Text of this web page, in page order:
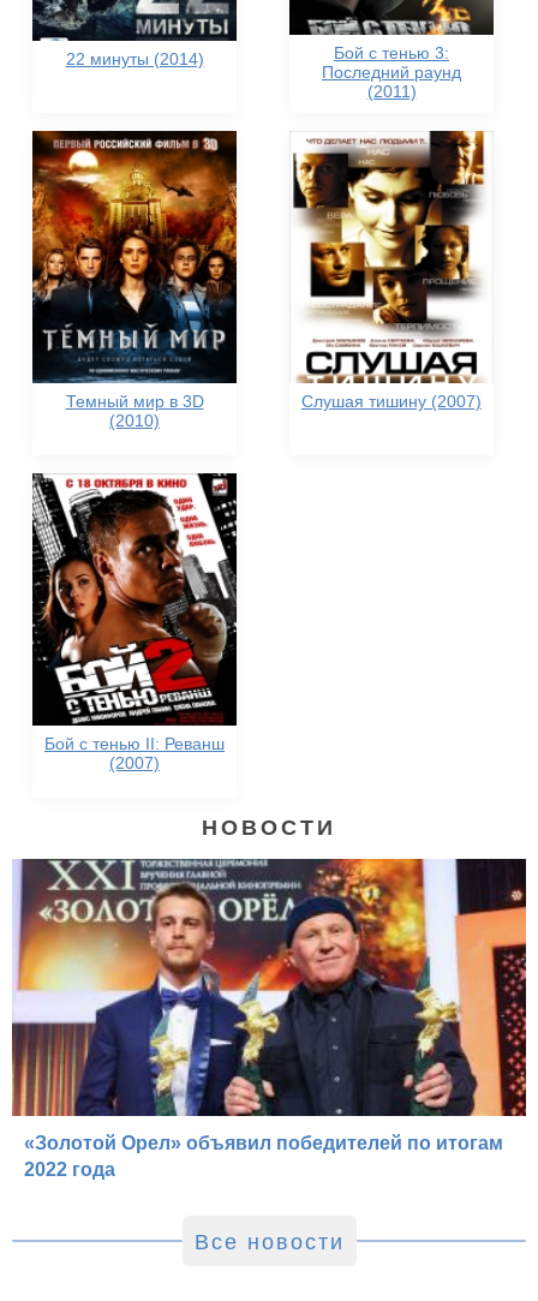
22 минуты (2014)
Бой с тенью 3:
Последний раунд
(2011)
Темный мир в 3D
(2010)
Слушая тишину (2007)
Бой с тенью II: Реванш
(2007)
НОВОСТИ
«Золотой Орел» объявил победителей по итогам
2022 года
Все новости